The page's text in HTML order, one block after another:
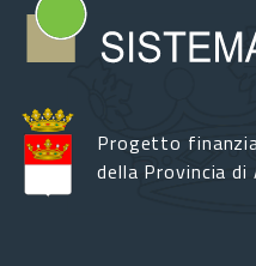
Progetto
della Provincia di